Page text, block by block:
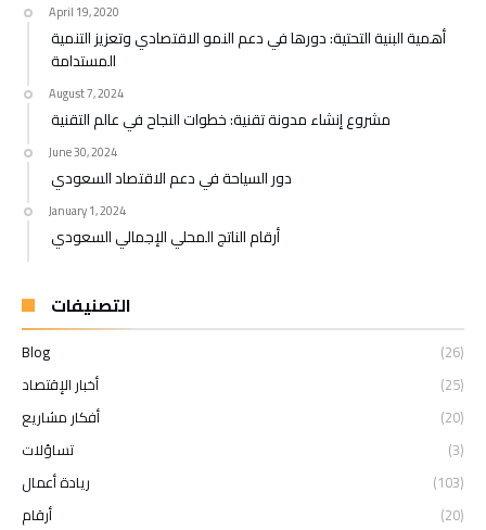
April 19, 2020
أهمية البنية التحتية: دورها في دعم النمو الاقتصادي وتعزيز التنمية
المستدامة
August 7, 2024
مشروع إنشاء مدونة تقنية: خطوات النجاح في عالم التقنية
June 30, 2024
دور السياحة في دعم الاقتصاد السعودي
January 1, 2024
أرقام الناتج المحلي الإجمالي السعودي
التصنيفات
Blog
(26)
أخبار الإقتصاد
(25)
أفكار مشاريع
(20)
تساؤلات
(3)
ريادة أعمال
(103)
أرقام
(20)